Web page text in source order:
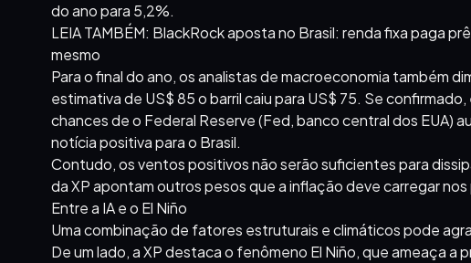
do ano para 5,2%.
LEIA TAMBÉM: BlackRock aposta no Brasil: renda fixa paga
mesmo
Para o final do ano, os analistas de macroeconomia também
estimativa de US$ 85 o barril caiu para US$ 75. Se
chances de o Federal Reserve (Fed, banco central dos EUA)
notícia positiva para o Brasil.
Contudo, os ventos positivos não serão suficientes para
da XP apontam outros pesos que a inflação deve carregar nos
Entre a IA e o El Niño
Uma combinação de fatores estruturais e climáticos pode
De um lado, a XP destaca o fenômeno El Niño, que ameaça